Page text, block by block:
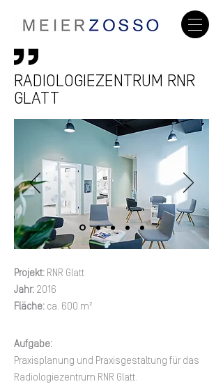
RADIOLOGIEZENTRUM RNR
GLATT
Projekt: RNR Glatt
Jahr: 2016
Fläche: ca. 600 m²
Aufgabe:
Praxisplanung und Praxisgestaltung für das
Radiologiezentrum RNR Glatt.